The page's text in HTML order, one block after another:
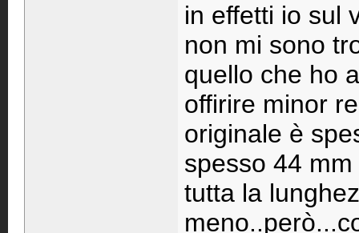
in effetti io sul
non mi sono
quello che ho
offirire minor
originale è
spesso 44
tutta la